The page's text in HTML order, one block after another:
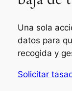
Una sola
datos para
recogida y
Solicitar